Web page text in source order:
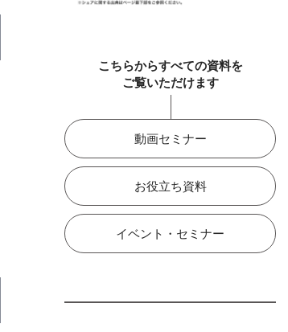
こちらからすべての資料を
ご覧いただけます
動画セミナー
お役立ち資料
イベント・セミナー